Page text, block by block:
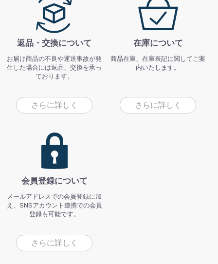
返品・交換について
お届け商品の不良や運送事故が発
生した場合には返品、交換を承っ
ております。
さらに詳しく
在庫について
商品在庫、在庫表記に関してご案
内いたします。
さらに詳しく
会員登録について
メールアドレスでの会員登録に加
え、SNSアカウント連携での会員
登録も可能です。
さらに詳しく